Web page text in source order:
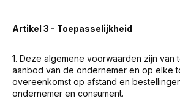
Artikel 3 - Toepasselijkheid
1. Deze algemene voorwaarden zijn van
aanbod van de ondernemer en op elke
overeenkomst op afstand en
ondernemer en consument.